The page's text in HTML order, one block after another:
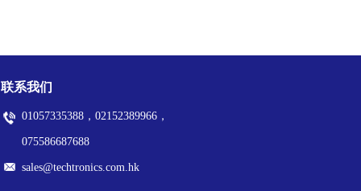
联系我们
01057335388，02152389966，
075586687688
sales@techtronics.com.hk